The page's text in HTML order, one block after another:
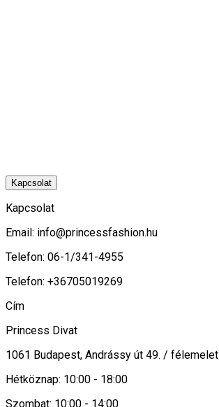
Kapcsolat
Kapcsolat
Email: info@princessfashion.hu
Telefon: 06-1/341-4955
Telefon: +36705019269
Cím
Princess Divat
1061 Budapest, Andrássy út 49. / félemelet
Hétköznap: 10:00 - 18:00
Szombat: 10:00 - 14:00